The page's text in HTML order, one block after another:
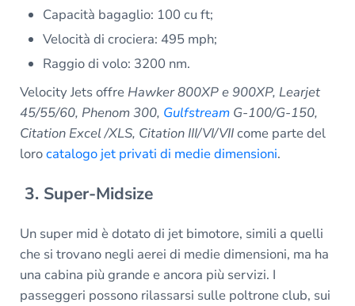
Capacità bagaglio: 100 cu ft;
Velocità di crociera: 495 mph;
Raggio di volo: 3200 nm.
Velocity Jets offre Hawker 800XP e 900XP, Learjet
45/55/60, Phenom 300, GulfstreamG-100/G-150,
Citation Excel /XLS, Citation III/VI/VIIcome parte del
lorocatalogo jet privati di medie dimensioni.
3. Super-Midsize
Un super mid è dotato di jet bimotore, simili a quelli
che si trovano negli aerei di medie dimensioni, ma ha
una cabina più grande e ancora più servizi. I
passeggeri possono rilassarsi sulle poltrone club, sui